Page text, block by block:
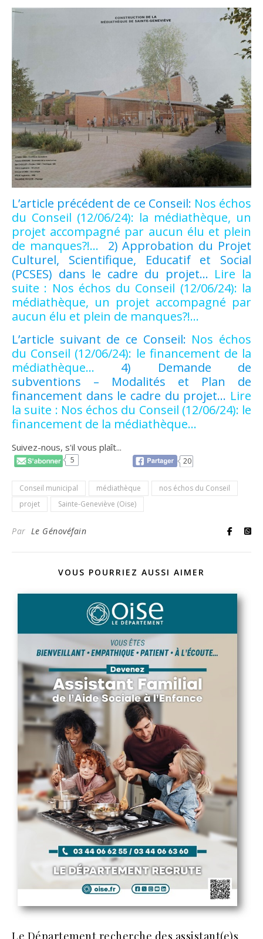
L’article précédent de ce Conseil: Nos échos
du Conseil (12/06/24): la médiathèque, un
projet accompagné par aucun élu et plein
de manques?!… 2) Approbation du Projet
Culturel, Scientifique, Educatif et Social
(PCSES) dans le cadre du projet… Lire la
suite : Nos échos du Conseil (12/06/24): la
médiathèque, un projet accompagné par
aucun élu et plein de manques?!…
L’article suivant de ce Conseil: Nos échos
du Conseil (12/06/24): le financement de la
médiathèque… 4) Demande de
subventions – Modalités et Plan de
financement dans le cadre du projet… Lire
la suite : Nos échos du Conseil (12/06/24): le
financement de la médiathèque…
Suivez-nous, s'il vous plaît...
5 20
Conseil municipal médiathèque
nos échos du Conseil
projet
Sainte-Geneviève (Oise)
Par Le Génovéfain
VOUS POURRIEZ AUSSI AIMER
Le Département recherche des assistant(e)s